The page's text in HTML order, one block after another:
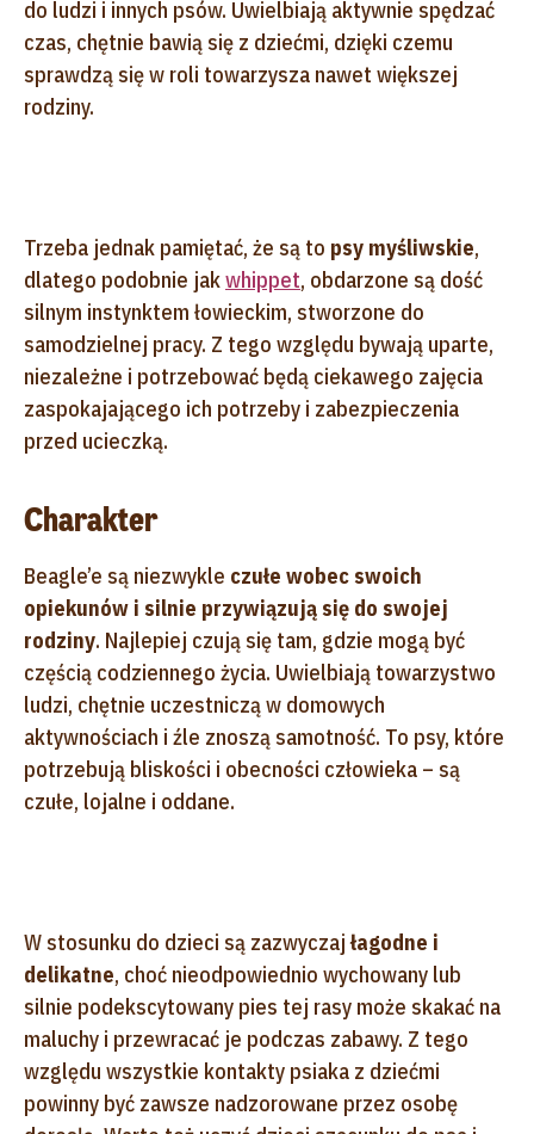
do ludzi i innych psów. Uwielbiają aktywnie spędzać
czas, chętnie bawią się z dziećmi, dzięki czemu
sprawdzą się w roli towarzysza nawet większej
rodziny.
Trzeba jednak pamiętać, że są to psy myśliwskie,
dlatego podobnie jakwhippet, obdarzone są dość
silnym instynktem łowieckim, stworzone do
samodzielnej pracy. Z tego względu bywają uparte,
niezależne i potrzebować będą ciekawego zajęcia
zaspokajającego ich potrzeby i zabezpieczenia
przed ucieczką.
Charakter
Beagle’e są niezwykle czułe wobec swoich
opiekunów i silnie przywiązują się do swojej
rodziny. Najlepiej czują się tam, gdzie mogą być
częścią codziennego życia. Uwielbiają towarzystwo
ludzi, chętnie uczestniczą w domowych
aktywnościach i źle znoszą samotność. To psy, które
potrzebują bliskości i obecności człowieka – są
czułe, lojalne i oddane.
W stosunku do dzieci są zazwyczajłagodne i
delikatne, choć nieodpowiednio wychowany lub
silnie podekscytowany pies tej rasy może skakać na
maluchy i przewracać je podczas zabawy. Z tego
względu wszystkie kontakty psiaka z dziećmi
powinny być zawsze nadzorowane przez osobę